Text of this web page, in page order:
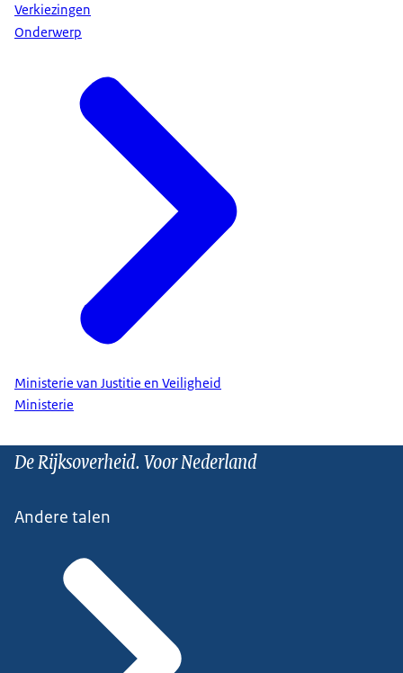
Verkiezingen
Onderwerp
Ministerie van Justitie en Veiligheid
Ministerie
De Rijksoverheid. Voor Nederland
Andere talen